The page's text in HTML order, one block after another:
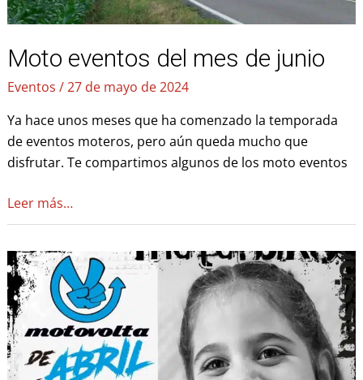
Moto eventos del mes de junio
Eventos /27 de mayo de 2024
Ya hace unos meses que ha comenzado la temporada
de eventos moteros, pero aún queda mucho que
disfrutar. Te compartimos algunos de los moto eventos
Leer más…
eventos
de
mayo:
Motovolta
de
Abril